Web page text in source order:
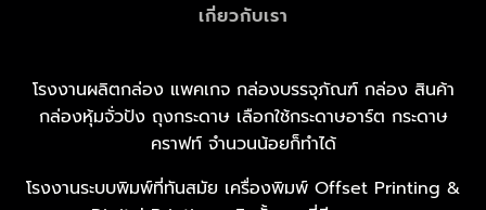
เกี่ยวกับเรา
โรงงานผลิตกล่อง แพคเกจ กล่องบรรจุภัณฑ์ กล่อง สินค้า
กล่องหุ้มจั่วปัง ถุงกระดาษ เลือกใช้กระดาษอาร์ต กระดาษ
คราฟท์ จำนวนน้อยก็ทำได้
โรงงานระบบพิมพ์ที่ทันสมัย เครื่องพิมพ์ Offset Printing &